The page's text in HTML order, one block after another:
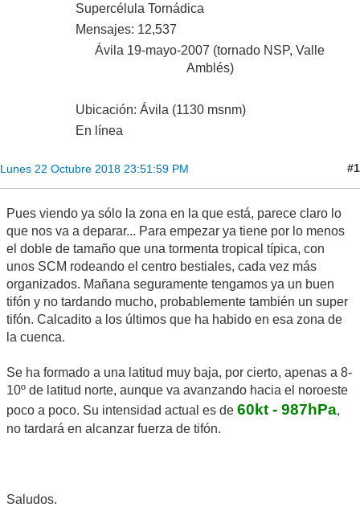
Supercélula Tornádica
Mensajes: 12,537
Ávila 19-mayo-2007 (tornado NSP, Valle
Amblés)
Ubicación: Ávila (1130 msnm)
En línea
Lunes 22 Octubre 2018 23:51:59 PM #1
Pues viendo ya sólo la zona en la que está, parece claro lo
que nos va a deparar... Para empezar ya tiene por lo menos
el doble de tamaño que una tormenta tropical típica, con
unos SCM rodeando el centro bestiales, cada vez más
organizados. Mañana seguramente tengamos ya un buen
tifón y no tardando mucho, probablemente también un super
tifón. Calcadito a los últimos que ha habido en esa zona de
la cuenca.
Se ha formado a una latitud muy baja, por cierto, apenas a 8-
10º de latitud norte, aunque va avanzando hacia el noroeste
poco a poco. Su intensidad actual es de 60kt - 987hPa,
no tardará en alcanzar fuerza de tifón.
Saludos.